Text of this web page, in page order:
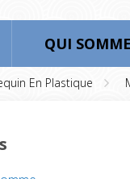
QUI
En Plastique